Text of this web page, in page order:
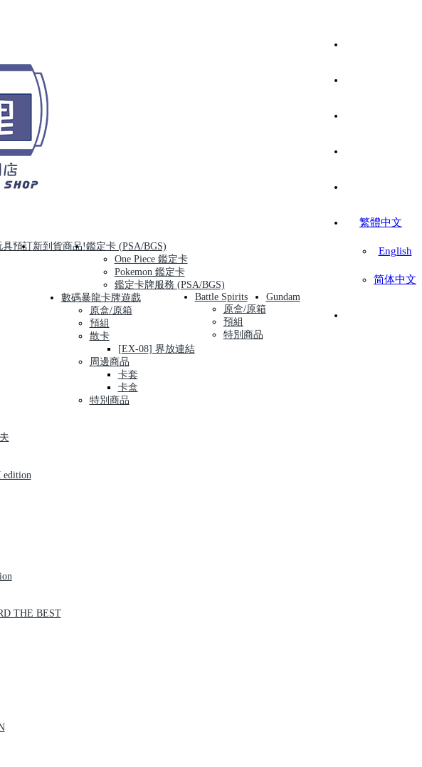
繁體中文
English
简体中文
具預訂新到貨商品!鑑定卡 (PSA/BGS)
One Piece 鑑定卡
Pokemon 鑑定卡
鑑定卡牌服務 (PSA/BGS)
edition
THE BEST
數碼暴龍卡牌遊戲
原盒/原箱
預組
散卡
[EX-08] 界放連結
周邊商品
卡套
卡盒
特別商品
Battle Spirits
原盒/原箱
預組
特別商品
Gundam